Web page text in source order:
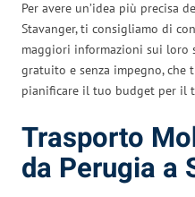
Per avere un’idea più precisa
Stavanger, ti consigliamo di
maggiori informazioni sui loro
gratuito e senza impegno, che
pianificare il tuo budget per il
Trasporto
da Perugia a